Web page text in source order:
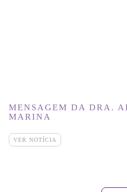
MENSAGEM DA DRA.
MARINA
VER NOTÍCIA